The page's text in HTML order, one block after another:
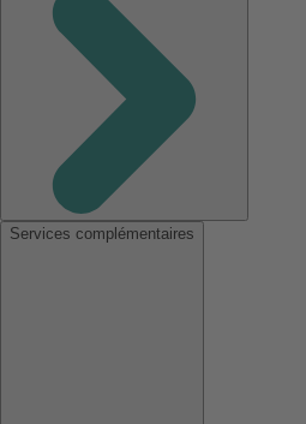
Services complémentaires